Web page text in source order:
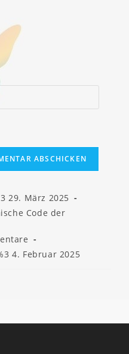
29. März 2025
Code der
4. Februar 2025